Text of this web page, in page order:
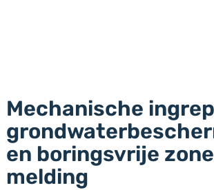
Mechanische
en boringsvrije
melding